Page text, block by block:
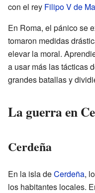
con el rey Filipo V de
En Roma, el pánico se
tomaron medidas
elevar la moral.
a usar más las tácticas
grandes batallas y
La guerra en
Cerdeña
En la isla deCerdeña,
los habitantes locales.